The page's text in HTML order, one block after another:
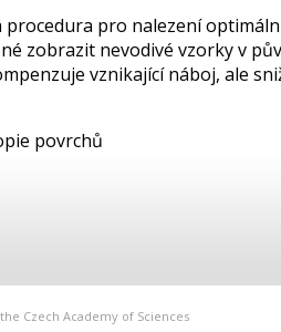
procedura pro nalezení
zobrazit nevodivé vzorky v
vznikající náboj, ale
povrchů
Czech Academy of Sciences